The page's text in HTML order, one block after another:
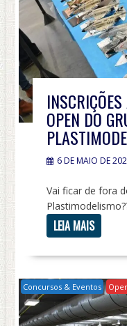
OPEN DO
6 DE MAIO DE
Vai ficar de fora
LEIA MAIS
Concursos & Eventos